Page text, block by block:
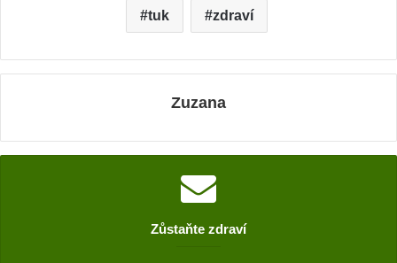
přičemž rybí tuk dokáže zabránit zánětu v tukových buňkách,
což může vést k inzulínové rezistenci a poté k cukrovce
Rybí tuk pravidelně užívají například Japonci, kteří se možná
tělesné hmotnosti.